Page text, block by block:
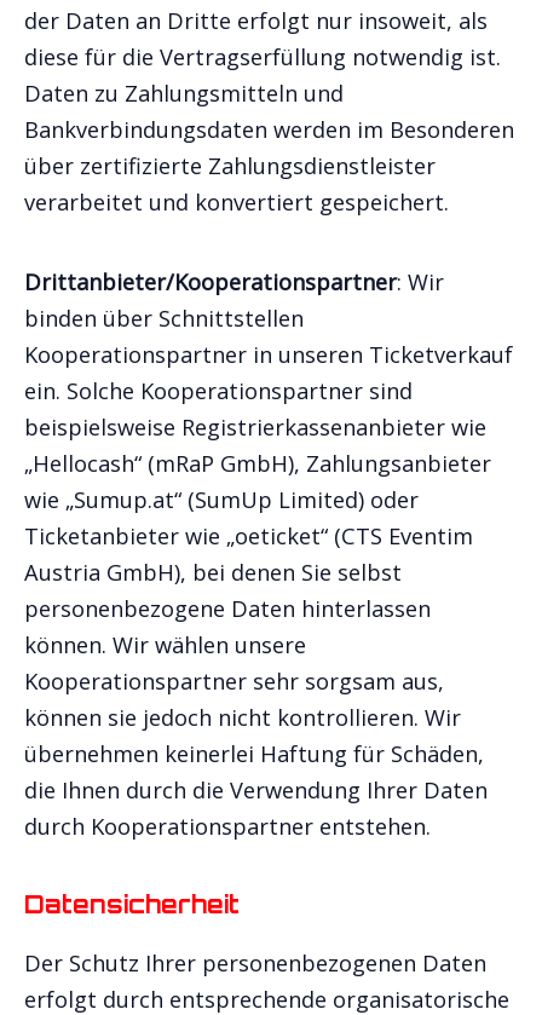
der Daten an Dritte erfolgt nur insoweit, als
diese für die Vertragserfüllung notwendig ist.
Daten zu Zahlungsmitteln und
Bankverbindungsdaten werden im Besonderen
über zertifizierte Zahlungsdienstleister
verarbeitet und konvertiert gespeichert.
Drittanbieter/Kooperationspartner: Wir
binden über Schnittstellen
Kooperationspartner in unseren Ticketverkauf
ein. Solche Kooperationspartner sind
beispielsweise Registrierkassenanbieter wie
„Hellocash“ (mRaP GmbH), Zahlungsanbieter
wie „Sumup.at“ (SumUp Limited) oder
Ticketanbieter wie „oeticket“ (CTS Eventim
Austria GmbH), bei denen Sie selbst
personenbezogene Daten hinterlassen
können. Wir wählen unsere
Kooperationspartner sehr sorgsam aus,
können sie jedoch nicht kontrollieren. Wir
übernehmen keinerlei Haftung für Schäden,
die Ihnen durch die Verwendung Ihrer Daten
durch Kooperationspartner entstehen.
Datensicherheit
Der Schutz Ihrer personenbezogenen Daten
erfolgt durch entsprechende organisatorische